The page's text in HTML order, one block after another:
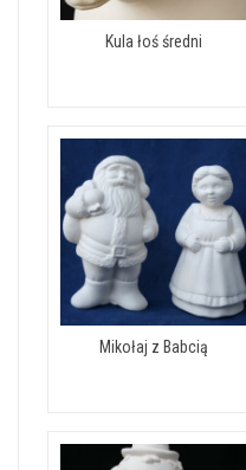
Kula łoś średni
Mikołaj z Babcią